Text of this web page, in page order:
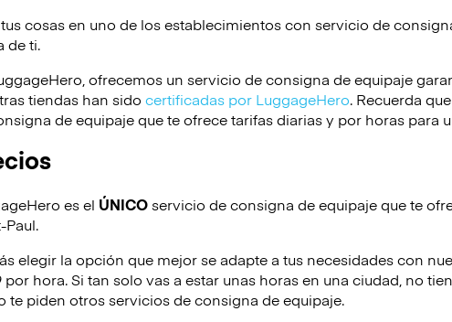
cosas en uno de los establecimientos con servicio de
de ti.
ofrecemos un servicio de consigna de equipaje
tiendas han sido certificadas por LuggageHero. Recuerda
de equipaje que te ofrece tarifas diarias y por horas para
es el ÚNICOservicio de consigna de equipaje que te
Paul.
elegir la opción que mejor se adapte a tus necesidades con
por hora. Si tan solo vas a estar unas horas en una ciudad, no
te piden otros servicios de consigna de equipaje.